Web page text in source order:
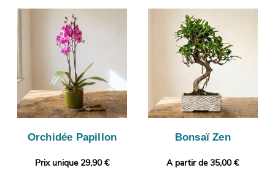
Orchidée Papillon
Prix unique 29,90 €
Bonsaï Zen
A partir de 35,00 €